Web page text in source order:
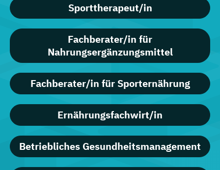
Sporttherapeut/in
Fachberater/in für
Nahrungsergänzungsmittel
Fachberater/in für Sporternährung
Ernährungsfachwirt/in
Betriebliches Gesundheitsmanagement